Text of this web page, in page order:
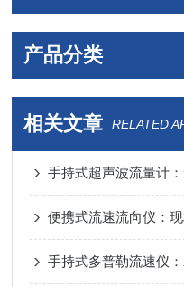
产品分类
相关文章 RELATED
便携式流速流向仪：
手持式多普勒流速仪